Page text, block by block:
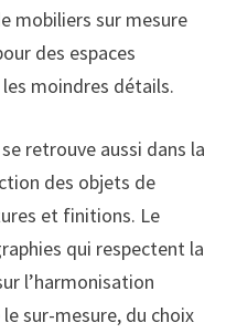
mobiliers sur mesure
des espaces
moindres détails.
retrouve aussi dans la
des objets de
et finitions. Le
qui respectent la
l’harmonisation
sur-mesure, du choix